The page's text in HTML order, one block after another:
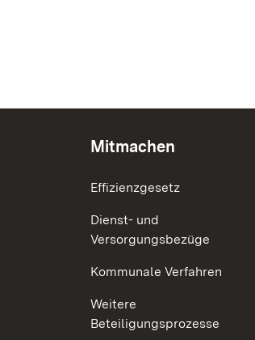
Mitmachen
Effizienzgesetz
Dienst- und
Versorgungsbezüge
Kommunale Verfahren
Weitere
Beteiligungsprozesse